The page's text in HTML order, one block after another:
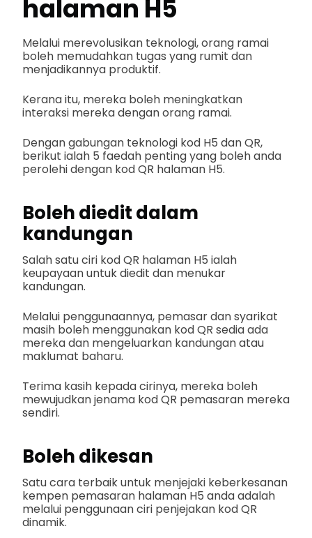
halaman H5
Melalui merevolusikan teknologi, orang ramai
boleh memudahkan tugas yang rumit dan
menjadikannya produktif.
Kerana itu, mereka boleh meningkatkan
interaksi mereka dengan orang ramai.
Dengan gabungan teknologi kod H5 dan QR,
berikut ialah 5 faedah penting yang boleh anda
perolehi dengan kod QR halaman H5.
Boleh diedit dalam
kandungan
Salah satu ciri kod QR halaman H5 ialah
keupayaan untuk diedit dan menukar
kandungan.
Melalui penggunaannya, pemasar dan syarikat
masih boleh menggunakan kod QR sedia ada
mereka dan mengeluarkan kandungan atau
maklumat baharu.
Terima kasih kepada cirinya, mereka boleh
mewujudkan jenama kod QR pemasaran mereka
sendiri.
Boleh dikesan
Satu cara terbaik untuk menjejaki keberkesanan
kempen pemasaran halaman H5 anda adalah
melalui penggunaan ciri penjejakan kod QR
dinamik.